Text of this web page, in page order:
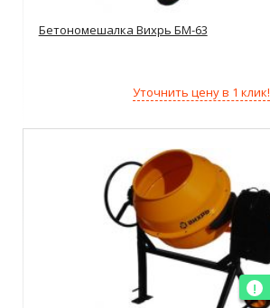
Бетономешалка Вихрь БМ-63
Уточнить цену в 1 клик!